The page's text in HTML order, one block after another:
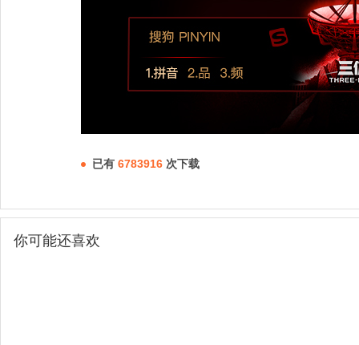
已有 6783916 次下载
你可能还喜欢